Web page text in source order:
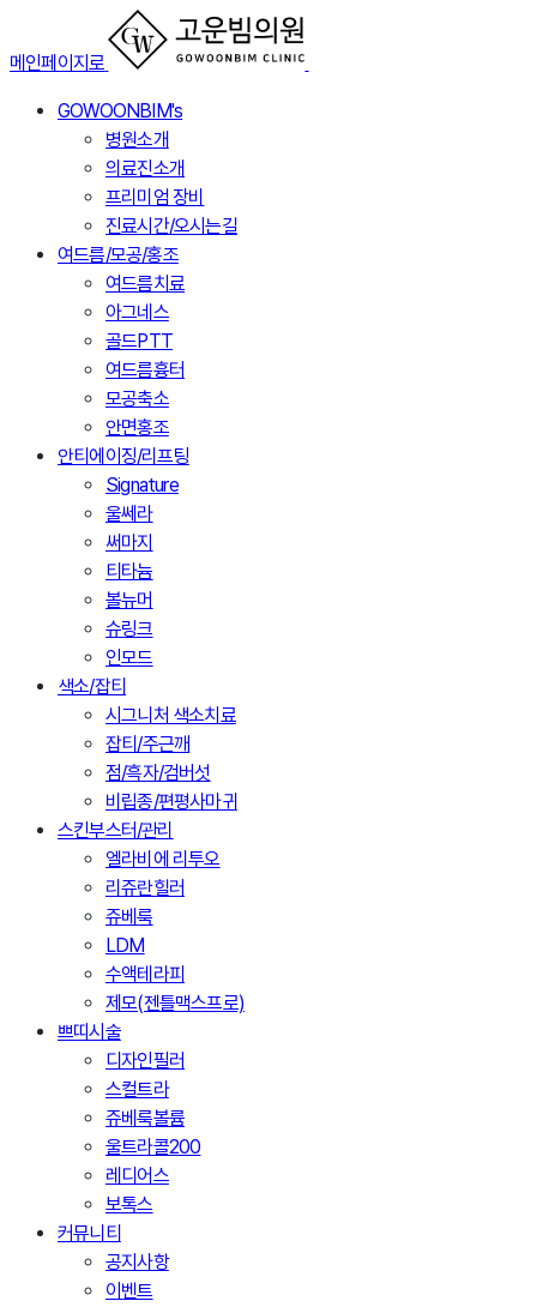
메인페이지로
GOWOONBIM's
병원소개
의료진소개
프리미엄 장비
진료시간/오시는길
여드름/모공/홍조
여드름치료
아그네스
골드PTT
여드름흉터
모공축소
안면홍조
안티에이징/리프팅
Signature
울쎄라
써마지
티타늄
볼뉴머
슈링크
인모드
색소/잡티
시그니처 색소치료
잡티/주근깨
점/흑자/검버섯
비립종/편평사마귀
스킨부스터/관리
엘라비에 리투오
리쥬란힐러
쥬베룩
LDM
수액테라피
제모(젠틀맥스프로)
쁘띠시술
디자인필러
스컬트라
쥬베룩볼륨
울트라콜200
레디어스
보톡스
커뮤니티
공지사항
이벤트